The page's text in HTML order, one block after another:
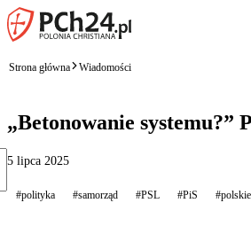
Strona główna Wiadomości
„Betonowanie systemu?”
5 lipca 2025
#polityka #samorząd #PSL #PiS